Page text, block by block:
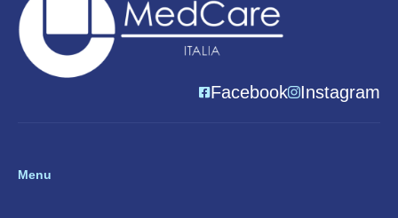
Facebook Instagram
Menu